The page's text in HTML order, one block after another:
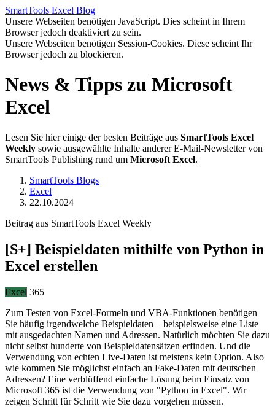
SmartTools Excel Blog
Unsere Webseiten benötigen JavaScript. Dies scheint in Ihrem
Browser jedoch deaktiviert zu sein.
Unsere Webseiten benötigen Session-Cookies. Diese scheint Ihr
Browser jedoch zu blockieren.
News & Tipps zu Microsoft
Excel
Lesen Sie hier einige der besten Beiträge aus SmartTools Excel
Weekly sowie ausgewählte Inhalte anderer E-Mail-Newsletter von
SmartTools Publishing rund um Microsoft Excel.
SmartTools Blogs
Excel
22.10.2024
Beitrag aus SmartTools Excel Weekly
[S+] Beispieldaten mithilfe von Python in
Excel erstellen
Excel 365
Zum Testen von Excel-Formeln und VBA-Funktionen benötigen
Sie häufig irgendwelche Beispieldaten – beispielsweise eine Liste
mit ausgedachten Namen und Adressen. Natürlich möchten Sie dazu
nicht selbst hunderte von Beispieldatensätzen erfinden. Und die
Verwendung von echten Live-Daten ist meistens kein Option. Also
wie kommen Sie möglichst einfach an Fake-Daten mit deutschen
Adressen? Eine verblüffend einfache Lösung beim Einsatz von
Microsoft 365 ist die Verwendung von "Python in Excel". Wir
zeigen Schritt für Schritt wie Sie dazu vorgehen müssen.